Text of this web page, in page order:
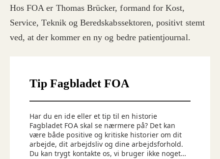
Hos FOA er Thomas Brücker, formand for Kost,
Service, Teknik og Beredskabssektoren, positivt stemt
ved, at der kommer en ny og bedre patientjournal.
Tip Fagbladet FOA
Har du en ide eller et tip til en historie
Fagbladet FOA skal se nærmere på? Det kan
være både positive og kritiske historier om dit
arbejde, dit arbejdsliv og dine arbejdsforhold.
Du kan trygt kontakte os, vi bruger ikke noget,